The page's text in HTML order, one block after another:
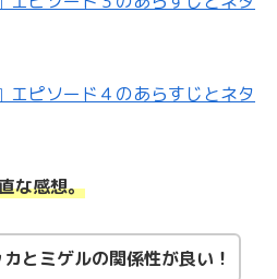
エピソード４のあらすじとネタ
な感想。
とミゲルの関係性が良い！